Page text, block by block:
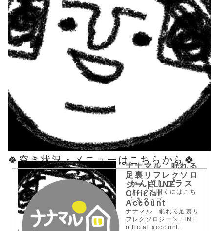
ナナマル 眠れる
足裏リフレクソロ
ジー | LINE
Official
Account
ナナマル 眠れる足裏リ
フレクソロジー's LINE
official account
🍀空き状況・メニューはこちらから🍀
かんざしプラス
リンクを開くにはこち
らをタップ